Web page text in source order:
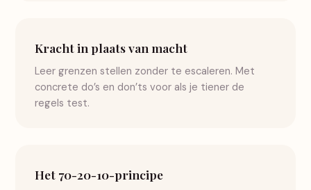
Kracht in plaats van macht
Leer grenzen stellen zonder te escaleren. Met
concrete do’s en don’ts voor als je tiener de
regels test.
Het 70-20-10-principe